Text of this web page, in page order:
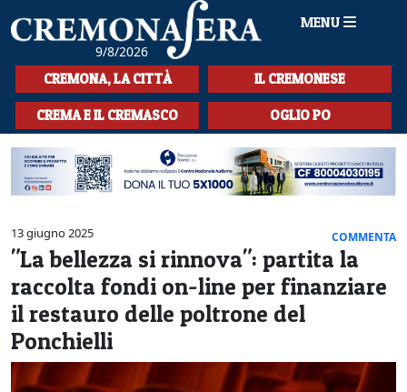
9/8/2026
MENU
HOME
CRONACA
SPORT
LA MUSICA
CULTURA
LA STORIA
SPETTACOLI
L'EDITORIALE
SEZIONI
CREMONA, LA CITTÀ IL CREMONESE
CREMA E IL CREMASCO OGLIO PO
13 giugno 2025 COMMENTA
"La bellezza si rinnova": partita la
raccolta fondi on-line per finanziare
il restauro delle poltrone del
Ponchielli